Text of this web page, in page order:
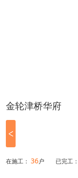
金轮津桥华府
在施工： 36户 已完工：